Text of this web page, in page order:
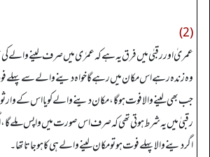
(2)
عمریٰ اور رقبٰی میں فرق یہ ہےکہ عمرٰی میں صرف لینے والے کی
وہ زندہ رہے اس مکان میں رہے گا خواہ دینے والے سےپہلے
جب بھی لینے والا فوت ہوگا، مکان دینے والے کو یا اس کے
رقبیٰ میں یہ شرط ہوتی تھی کہ صرف اس صورت میں واپس ملے گا،
اگر دینے والا پہلے فوت ہوتو مکان لینے والے ہی کا ہو جاتا تھا۔